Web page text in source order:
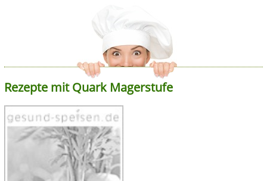
Rezepte mit Quark Magerstufe